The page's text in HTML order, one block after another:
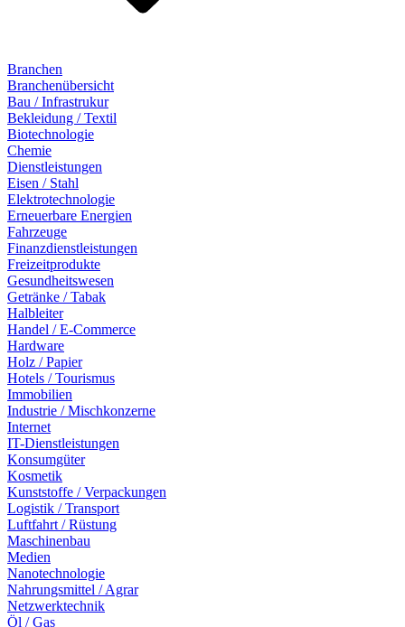
Branchen
Branchenübersicht
Bau / Infrastrukur
Bekleidung / Textil
Biotechnologie
Chemie
Dienstleistungen
Eisen / Stahl
Elektrotechnologie
Erneuerbare Energien
Fahrzeuge
Finanzdienstleistungen
Freizeitprodukte
Gesundheitswesen
Getränke / Tabak
Halbleiter
Handel / E-Commerce
Hardware
Holz / Papier
Hotels / Tourismus
Immobilien
Industrie / Mischkonzerne
Internet
IT-Dienstleistungen
Konsumgüter
Kosmetik
Kunststoffe / Verpackungen
Logistik / Transport
Luftfahrt / Rüstung
Maschinenbau
Medien
Nanotechnologie
Nahrungsmittel / Agrar
Netzwerktechnik
Öl / Gas